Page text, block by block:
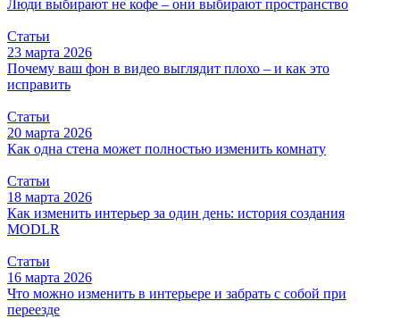
Люди выбирают не кофе – они выбирают пространство
Статьи
23 марта 2026
Почему ваш фон в видео выглядит плохо – и как это
исправить
Статьи
20 марта 2026
Как одна стена может полностью изменить комнату
Статьи
18 марта 2026
Как изменить интерьер за один день: история создания
MODLR
Статьи
16 марта 2026
Что можно изменить в интерьере и забрать с собой при
переезде